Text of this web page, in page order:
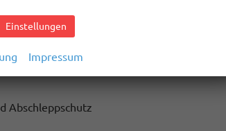
hinten, Ladeleistung bis zu 45 W
Smartphones, Ladeleistung bis zu 15 W
Abschleppschutz
Einstellungen
Impressum